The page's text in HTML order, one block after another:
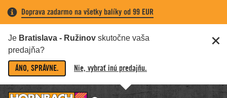
Doprava zadarmo na všetky balíky od 99 EUR
Je Bratislava - Ružinov skutočne vaša
predajňa?
ÁNO, SPRÁVNE. Nie, vybrať inú predajňu.